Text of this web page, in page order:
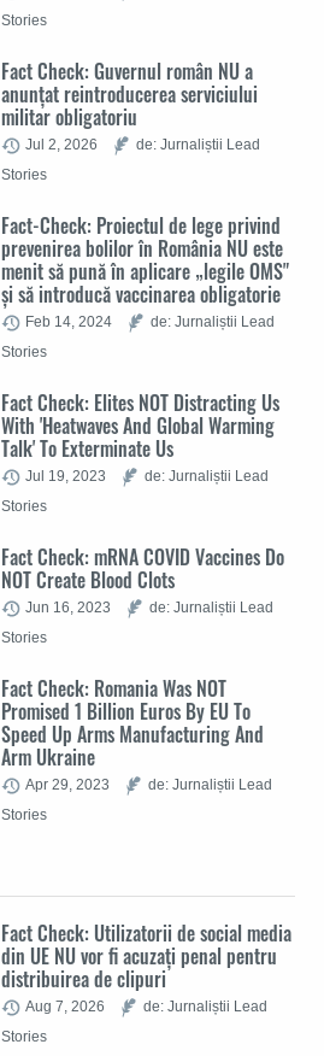
Stories
Fact Check: Guvernul român NU a
anunțat reintroducerea serviciului
militar obligatoriu
Jul 2, 2026
de: Jurnaliștii Lead
Stories
Fact-Check: Proiectul de lege privind
prevenirea bolilor în România NU este
menit să pună în aplicare „legile OMS"
și să introducă vaccinarea obligatorie
Feb 14, 2024
de: Jurnaliștii Lead
Stories
Fact Check: Elites NOT Distracting Us
With 'Heatwaves And Global Warming
Talk' To Exterminate Us
Jul 19, 2023
de: Jurnaliștii Lead
Stories
Fact Check: mRNA COVID Vaccines Do
NOT Create Blood Clots
Jun 16, 2023
de: Jurnaliștii Lead
Stories
Fact Check: Romania Was NOT
Promised 1 Billion Euros By EU To
Speed Up Arms Manufacturing And
Arm Ukraine
Apr 29, 2023
de: Jurnaliștii Lead
Stories
Fact Check: Utilizatorii de social media
din UE NU vor fi acuzați penal pentru
distribuirea de clipuri
Aug 7, 2026
de: Jurnaliștii Lead
Stories